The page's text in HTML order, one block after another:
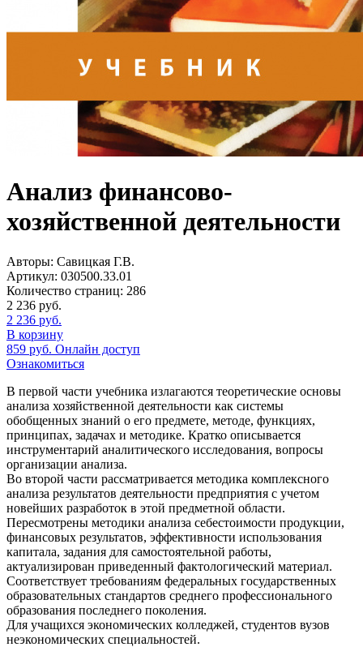
Анализ финансово-
хозяйственной деятельности
Авторы: Савицкая Г.В.
Артикул: 030500.33.01
Количество страниц: 286
2 236 руб.
2 236 руб.
В корзину
859 руб. Онлайн доступ
Ознакомиться
В первой части учебника излагаются теоретические основы
анализа хозяйственной деятельности как системы
обобщенных знаний о его предмете, методе, функциях,
принципах, задачах и методике. Кратко описывается
инструментарий аналитического исследования, вопросы
организации анализа.
Во второй части рассматривается методика комплексного
анализа результатов деятельности предприятия с учетом
новейших разработок в этой предметной области.
Пересмотрены методики анализа себестоимости продукции,
финансовых результатов, эффективности использования
капитала, задания для самостоятельной работы,
актуализирован приведенный фактологический материал.
Соответствует требованиям федеральных государственных
образовательных стандартов среднего профессионального
образования последнего поколения.
Для учащихся экономических колледжей, студентов вузов
неэкономических специальностей.